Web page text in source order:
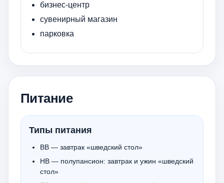
бизнес-центр
сувенирный магазин
парковка
Питание
Типы питания
BB — завтрак «шведский стол»
HB — полупансион: завтрак и ужин «шведский
стол»